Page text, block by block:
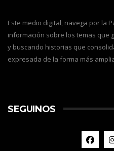
Este medio digital, navega por la
información sobre los temas que
y buscando historias que
expresada de la forma más
SEGUINOS